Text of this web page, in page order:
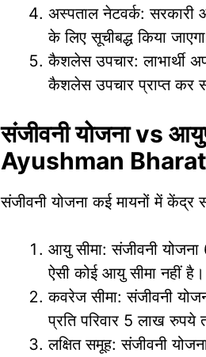
अस्पताल नेटवर्क: सरकारी
के लिए सूचीबद्ध किया
कैशलेस उपचार: लाभार्थी
कैशलेस उपचार प्राप्त कर
संजीवनी योजना vs
Ayushman
संजीवनी योजना कई मायनों में
आयु सीमा: संजीवनी
ऐसी कोई आयु सीमा नहीं है।
कवरेज सीमा: संजीवनी
प्रति परिवार 5 लाख
लक्षित समूह: संजीवनी